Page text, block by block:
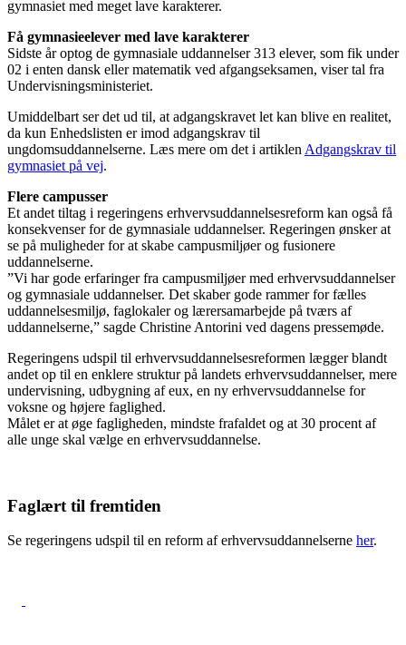
gymnasiet med meget lave karakterer.
Få gymnasieelever med lave karakterer
Sidste år optog de gymnasiale uddannelser 313 elever, som fik under
02 i enten dansk eller matematik ved afgangseksamen, viser tal fra
Undervisningsministeriet.
Umiddelbart ser det ud til, at adgangskravet let kan blive en realitet,
da kun Enhedslisten er imod adgangskrav til
ungdomsuddannelserne. Læs mere om det i artiklen Adgangskrav til
gymnasiet på vej.
Flere campusser
Et andet tiltag i regeringens erhvervsuddannelsesreform kan også få
konsekvenser for de gymnasiale uddannelser. Regeringen ønsker at
se på muligheder for at skabe campusmiljøer og fusionere
uddannelserne.
”Vi har gode erfaringer fra campusmiljøer med erhvervsuddannelser
og gymnasiale uddannelser. Det skaber gode rammer for fælles
uddannelsesmiljø, faglokaler og lærersamarbejde på tværs af
uddannelserne,” sagde Christine Antorini ved dagens pressemøde.
Regeringens udspil til erhvervsuddannelsesreformen lægger blandt
andet op til en enklere struktur på landets erhvervsuddannelser, mere
undervisning, udbygning af eux, en ny erhvervsuddannelse for
voksne og højere faglighed.
Målet er at øge fagligheden, mindste frafaldet og at 30 procent af
alle unge skal vælge en erhvervsuddannelse.
Faglært til fremtiden
Se regeringens udspil til en reform af erhvervsuddannelserne her.